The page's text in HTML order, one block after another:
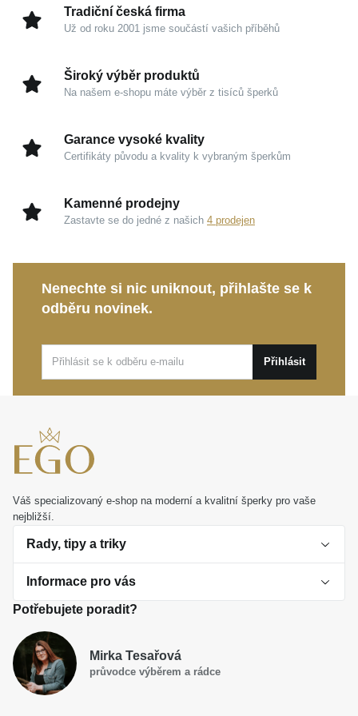
Kouzlo v detailech
uchovává svou dlouhodobou hodnotu.
nevychází z módy.
tvoří dokonalý kousek pro vrstvení i jako decentní
ozdobu pro samostatné nošení.
Je to dokonalý společník pro běžné denní nošení i pro
výjimečné události, který vám bude s lehkostí dělat
Tradiční česká firma
Už od roku 2001 jsme součástí vašich příběhů
Široký výběr produktů
Na našem e-shopu máte výběr z tisíců šperků
Garance vysoké kvality
Certifikáty původu a kvality k vybraným šperkům
Kamenné prodejny
Zastavte se do jedné z našich 4 prodejen
Nenechte si nic uniknout, přihlašte se k
odběru novinek.
Přihlásit
Váš specializovaný e-shop na moderní a kvalitní šperky pro vaše
nejbližší.
Rady, tipy a triky
O perlách
Jak vybrat perlový šperk
Dárková inspirace
Smaltované a korálkové šperky jako trend
Informace pro vás
Obchodní podmínky
Reklamační řád
Potřebujete poradit?
Mirka Tesařová
průvodce výběrem a rádce